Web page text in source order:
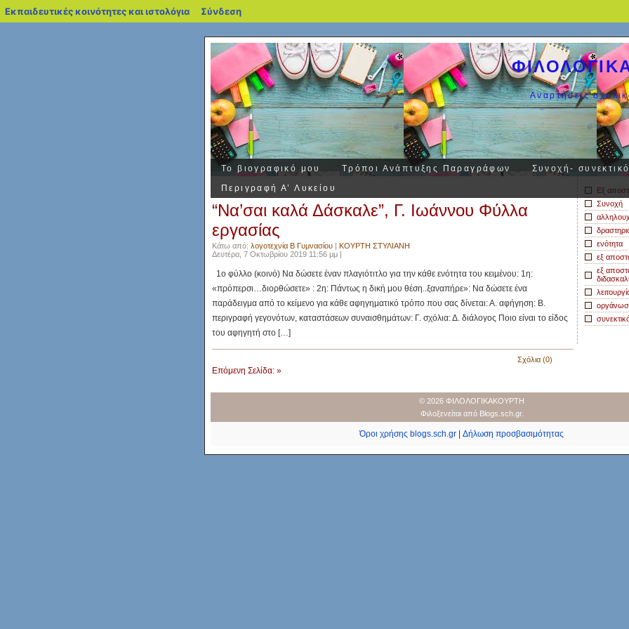
Εκπαιδευτικές κοινότητες και ιστολόγια blogs.sch.gr
Σύνδεση
Αναρτήσεις
Το βιογραφικό μου Τρόποι Ανάπτυξης Παραγράφων
Συνοχή-
Περιγραφή Α’ Λυκείου
“Να’σαι καλά Δάσκαλε”, Γ. Ιωάννου Φύλλα
εργασίας
Κάτω από: λογοτεχνία Β Γυμνασίου | ΚΟΥΡΤΗ ΣΤΥΛΙΑΝΗ
Δευτέρα, 7 Οκτωβρίου 2019 11:56 μμ |
1ο φύλλο (κοινό) Να δώσετε έναν πλαγιότιτλο για την κάθε ενότητα του κειμένου: 1η:
«πρόπερσι…διορθώσετε» : 2η: Πάντως η δική μου θέση..ξαναπήρε»: Να δώσετε ένα
παράδειγμα από το κείμενο για κάθε αφηγηματικό τρόπο που σας δίνεται: Α. αφήγηση: Β.
περιγραφή γεγονότων, καταστάσεων συναισθημάτων: Γ. σχόλια: Δ. διάλογος Ποιο είναι το είδος
του αφηγητή στο […]
Σχόλια (0)
Επόμενη Σελίδα: »
Εξ
Συνοχή
ενότητα
εξ
εξ
© 2026 ΦΙΛΟΛΟΓΙΚΑΚΟΥΡΤΗ
Φιλοξενείται από Blogs.sch.gr.
Όροι χρήσης blogs.sch.gr| Δήλωση προσβασιμότητας